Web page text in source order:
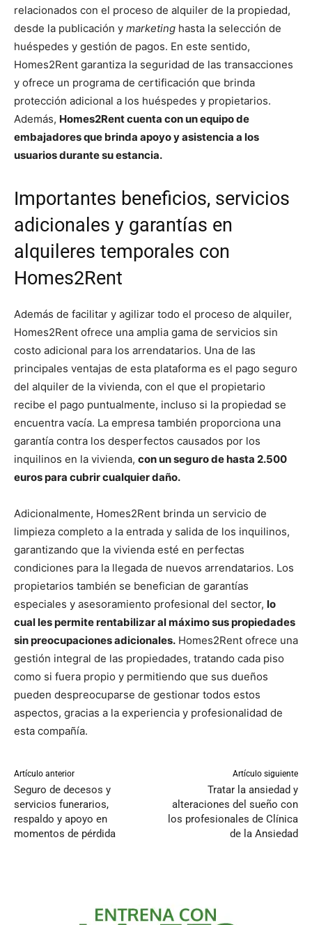
relacionados con el proceso de alquiler de la propiedad,
desde la publicación y marketing hasta la selección de
huéspedes y gestión de pagos. En este sentido,
Homes2Rent garantiza la seguridad de las transacciones
y ofrece un programa de certificación que brinda
protección adicional a los huéspedes y propietarios.
Además, Homes2Rent cuenta con un equipo de
embajadores que brinda apoyo y asistencia a los
usuarios durante su estancia.
Importantes beneficios, servicios
adicionales y garantías en
alquileres temporales con
Homes2Rent
Además de facilitar y agilizar todo el proceso de alquiler,
Homes2Rent ofrece una amplia gama de servicios sin
costo adicional para los arrendatarios. Una de las
principales ventajas de esta plataforma es el pago seguro
del alquiler de la vivienda, con el que el propietario
recibe el pago puntualmente, incluso si la propiedad se
encuentra vacía. La empresa también proporciona una
garantía contra los desperfectos causados por los
inquilinos en la vivienda, con un seguro de hasta 2.500
euros para cubrir cualquier daño.
Adicionalmente, Homes2Rent brinda un servicio de
limpieza completo a la entrada y salida de los inquilinos,
garantizando que la vivienda esté en perfectas
condiciones para la llegada de nuevos arrendatarios. Los
propietarios también se benefician de garantías
especiales y asesoramiento profesional del sector, lo
cual les permite rentabilizar al máximo sus propiedades
sin preocupaciones adicionales. Homes2Rent ofrece una
gestión integral de las propiedades, tratando cada piso
como si fuera propio y permitiendo que sus dueños
pueden despreocuparse de gestionar todos estos
aspectos, gracias a la experiencia y profesionalidad de
esta compañía.
Artículo anterior
Seguro de decesos y
servicios funerarios,
respaldo y apoyo en
momentos de pérdida
Artículo siguiente
Tratar la ansiedad y
alteraciones del sueño con
los profesionales de Clínica
de la Ansiedad